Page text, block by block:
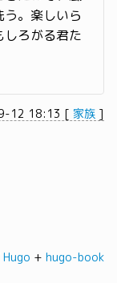
。楽しいら
しろがる君た
12 18:13 [ 家族 ]
Hugo + hugo-book